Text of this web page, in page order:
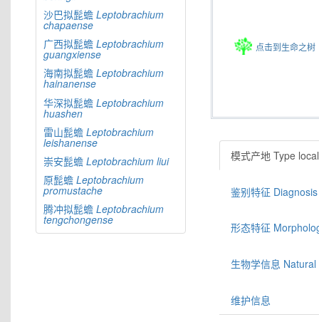
沙巴拟髭蟾 Leptobrachium
chapaense
广西拟髭蟾 Leptobrachium
guangxiense
海南拟髭蟾 Leptobrachium
hainanense
华深拟髭蟾 Leptobrachium
huashen
雷山髭蟾 Leptobrachium
leishanense
崇安髭蟾 Leptobrachium liui
原髭蟾 Leptobrachium
promustache
腾冲拟髭蟾 Leptobrachium
tengchongense
点击到生命之树
模式产地 Type
鉴别特征 Diagnosis
形态特征
生物学信息
维护信息